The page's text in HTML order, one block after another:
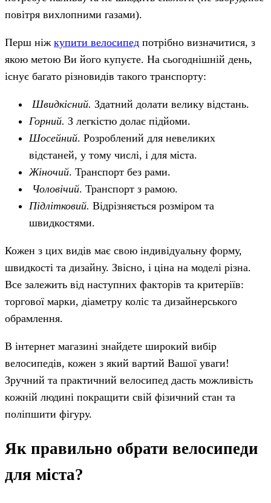
повітря вихлопними газами).
Перш ніж купити велосипед потрібно визначитися, з
якою метою Ви його купуєте. На сьогоднішній день,
існує багато різновидів такого транспорту:
Швидкісний. Здатний долати велику відстань.
Горний. З легкістю долає підйоми.
Шосейний. Розроблений для невеликих
відстаней, у тому числі, і для міста.
Жіночий. Транспорт без рами.
Чоловічий. Транспорт з рамою.
Підлітковий. Відрізняється розміром та
швидкостями.
Кожен з цих видів має свою індивідуальну форму,
швидкості та дизайну. Звісно, і ціна на моделі різна.
Все залежить від наступних факторів та критеріїв:
торгової марки, діаметру коліс та дизайнерського
обрамлення.
В інтернет магазині знайдете широкий вибір
велосипедів, кожен з який вартий Вашої уваги!
Зручний та практичний велосипед дасть можливість
кожній людині покращити свій фізичний стан та
поліпшити фігуру.
Як правильно обрати велосипеди
для міста?